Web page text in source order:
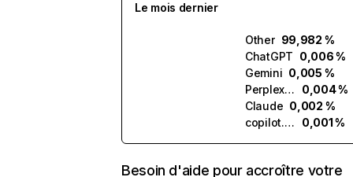
Le mois dernier
Other 99,982 %
ChatGPT 0,006 %
Gemini 0,005 %
Perplexity
0,004 %
Claude 0,002 %
copilot.microsoft.com
0,001 %
Besoin d'aide pour accroître votre